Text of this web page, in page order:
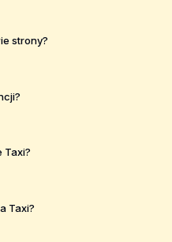
strony?
Taxi?
Taxi?